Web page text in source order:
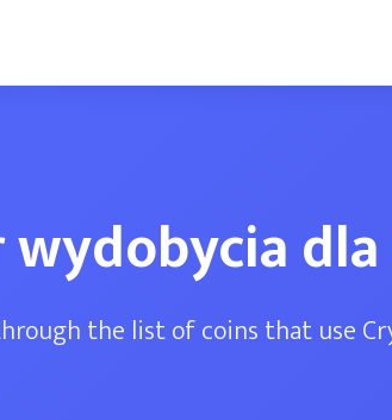
the list of coins that use